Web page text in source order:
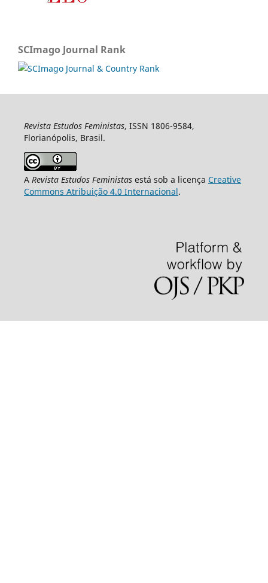
SCImago Journal Rank
Revista Estudos Feministas, ISSN 1806-9584,
Florianópolis, Brasil.
A Revista Estudos Feministasestá sob a licença Creative
Commons Atribuição 4.0 Internacional.